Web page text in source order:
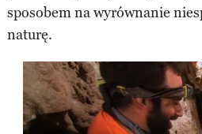
sposobem na wyrównanie
naturę.